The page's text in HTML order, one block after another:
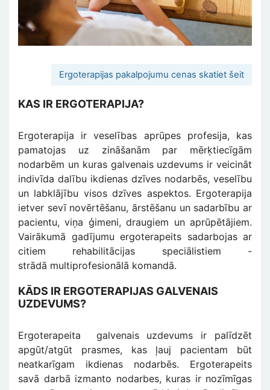
Ergoterapijas pakalpojumu cenas skatiet šeit
KAS IR ERGOTERAPIJA?
Ergoterapija ir veselības aprūpes profesija, kas
pamatojas uz zināšanām par mērķtiecīgām
nodarbēm un kuras galvenais uzdevums ir veicināt
indivīda dalību ikdienas dzīves nodarbēs, veselību
un labklājību visos dzīves aspektos. Ergoterapija
ietver sevī novērtēšanu, ārstēšanu un sadarbību ar
pacientu, viņa ģimeni, draugiem un aprūpētājiem.
Vairākumā gadījumu ergoterapeits sadarbojas ar
citiem rehabilitācijas speciālistiem -
strādā multiprofesionālā komandā.
KĀDS IR ERGOTERAPIJAS GALVENAIS
UZDEVUMS?
Ergoterapeita galvenais uzdevums ir palīdzēt
apgūt/atgūt prasmes, kas ļauj pacientam būt
neatkarīgam ikdienas nodarbēs. Ergoterapeits
savā darbā izmanto nodarbes, kuras ir nozīmīgas